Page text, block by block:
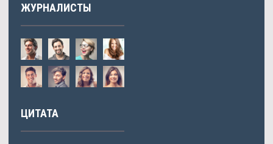
ЖУРНАЛИСТЫ
ЦИТАТА